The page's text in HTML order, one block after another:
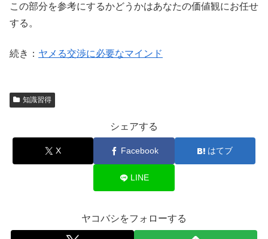
この部分を参考にするかどうかはあなたの価値観にお任せ
する。
続き： ヤメる交渉に必要なマインド
知識習得
シェアする
X Facebook はてブ
LINE
ヤコバシをフォローする